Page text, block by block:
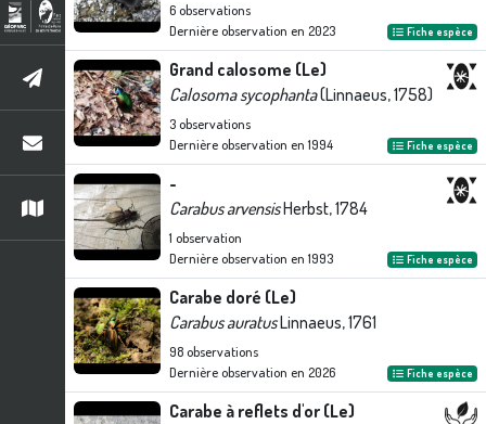
6observations
Dernière observation en 2023 Fiche espèce
Grand calosome (Le)
Calosoma sycophanta(Linnaeus, 1758)
3observations
Dernière observation en 1994 Fiche espèce
-
Carabus arvensisHerbst, 1784
1 observation
Dernière observation en 1993 Fiche espèce
Carabe doré (Le)
Carabus auratusLinnaeus, 1761
98observations
Dernière observation en 2026 Fiche espèce
Carabe à reflets d'or (Le)